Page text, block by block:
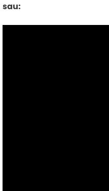
sau: